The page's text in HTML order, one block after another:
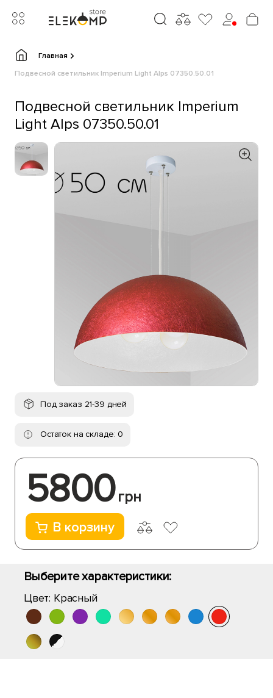
Главная
Подвесной светильник Imperium Light Alps 07350.50.01
Подвесной светильник Imperium
Light Alps 07350.50.01
Под заказ 21-39 дней
Остаток на складе: 0
5800грн
В корзину
Выберите характеристики:
Цвет: Красный